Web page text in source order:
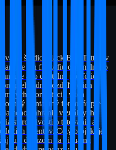
štúdio Black Bird Tattoo v
ich filozofiu originálneho
ako digitálne portfólio
prehľadne rozdeľuje ich
rýchlu orientáciu v ich
kontaktný formulár pre
nahrania vizuálnych
starostlivosti o tetovanie a
klientov. Celý projekt je
s dôrazom na vizuálnu